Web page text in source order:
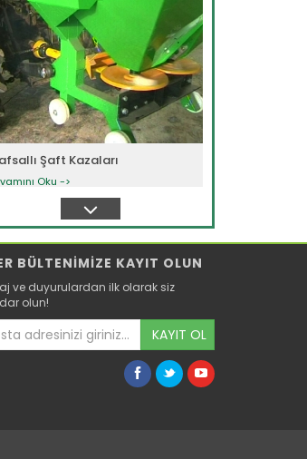
Şaft Kazaları
Oku ->
BÜLTENİMİZE KAYIT OLUN
ve duyurulardan ilk olarak siz
olun!
KAYIT OL